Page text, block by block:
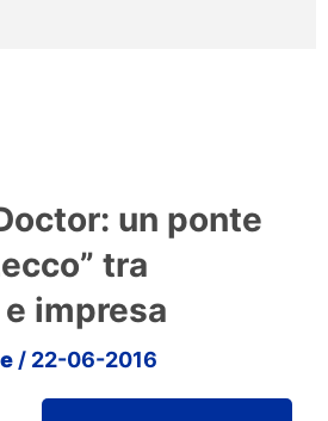
un ponte
tra
impresa
/ 22-06-2016